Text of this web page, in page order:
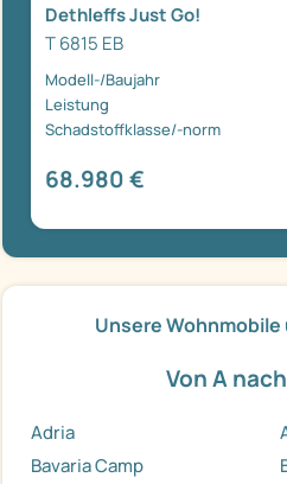
Dethleffs Just Go!
T 6815 EB
Modell-/Baujahr
Leistung
Schadstoffklasse/-norm
68.980 €
Unsere
Von A
Adria
Bavaria Camp